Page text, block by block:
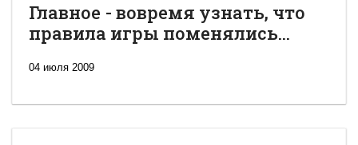
Главное - вовремя узнать, что
правила игры поменялись...
04 июля 2009